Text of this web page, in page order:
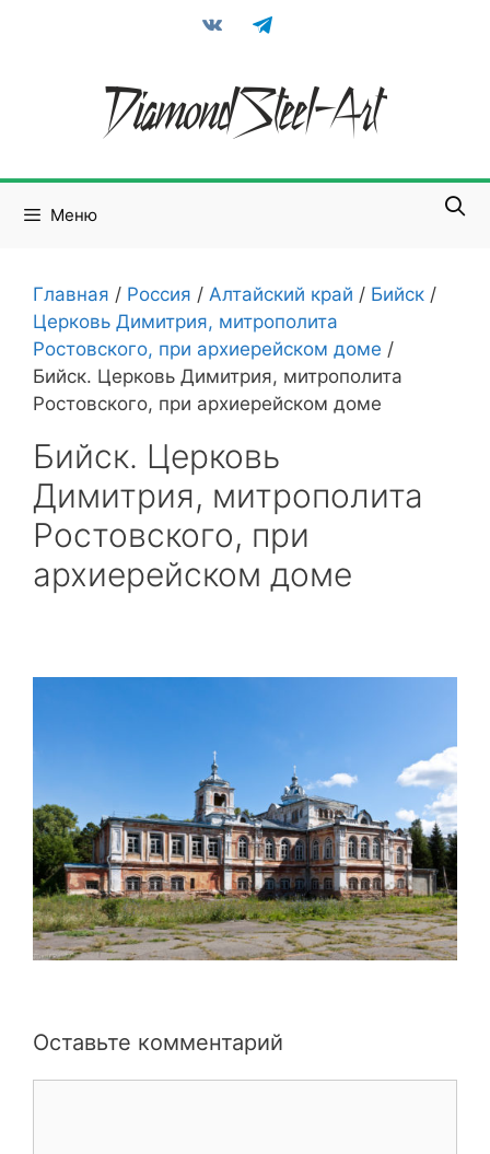
vkontaktetelegram
Меню
Главная / Россия / Алтайский край / Бийск /
Церковь Димитрия, митрополита
Ростовского, при архиерейском доме /
Бийск. Церковь Димитрия, митрополита
Ростовского, при архиерейском доме
Бийск. Церковь
Димитрия, митрополита
Ростовского, при
архиерейском доме
Оставьте комментарий